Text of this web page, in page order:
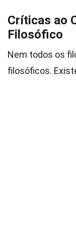
Críticas ao
Filosófico
Nem todos os
filosóficos.